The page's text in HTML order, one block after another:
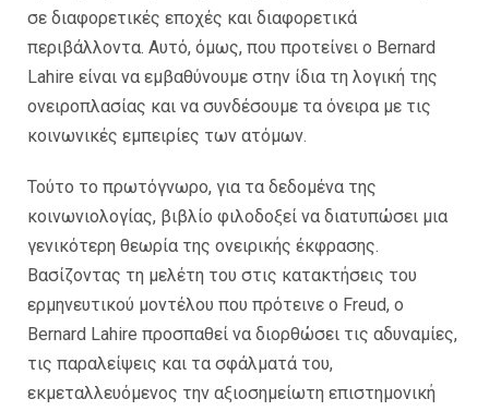
σε διαφορετικές εποχές και διαφορετικά
περιβάλλοντα. Αυτό, όμως, που προτείνει ο Bernard
Lahire είναι να εμβαθύνουμε στην ίδια τη λογική της
ονειροπλασίας και να συνδέσουμε τα όνειρα με τις
κοινωνικές εμπειρίες των ατόμων.
Τούτο το πρωτόγνωρο, για τα δεδομένα της
κοινωνιολογίας, βιβλίο φιλοδοξεί να διατυπώσει μια
γενικότερη θεωρία της ονειρικής έκφρασης.
Βασίζοντας τη μελέτη του στις κατακτήσεις του
ερμηνευτικού μοντέλου που πρότεινε ο Freud, ο
Bernard Lahire προσπαθεί να διορθώσει τις αδυναμίες,
τις παραλείψεις και τα σφάλματά του,
εκμεταλλευόμενος την αξιοσημείωτη επιστημονική